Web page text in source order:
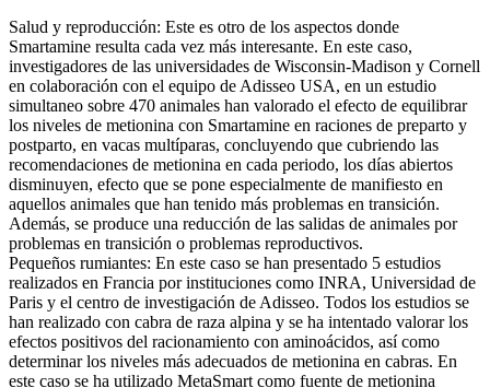
Salud y reproducción: Este es otro de los aspectos donde
Smartamine resulta cada vez más interesante. En este caso,
investigadores de las universidades de Wisconsin-Madison y Cornell
en colaboración con el equipo de Adisseo USA, en un estudio
simultaneo sobre 470 animales han valorado el efecto de equilibrar
los niveles de metionina con Smartamine en raciones de preparto y
postparto, en vacas multíparas, concluyendo que cubriendo las
recomendaciones de metionina en cada periodo, los días abiertos
disminuyen, efecto que se pone especialmente de manifiesto en
aquellos animales que han tenido más problemas en transición.
Además, se produce una reducción de las salidas de animales por
problemas en transición o problemas reproductivos.
Pequeños rumiantes: En este caso se han presentado 5 estudios
realizados en Francia por instituciones como INRA, Universidad de
Paris y el centro de investigación de Adisseo. Todos los estudios se
han realizado con cabra de raza alpina y se ha intentado valorar los
efectos positivos del racionamiento con aminoácidos, así como
determinar los niveles más adecuados de metionina en cabras. En
este caso se ha utilizado MetaSmart como fuente de metionina